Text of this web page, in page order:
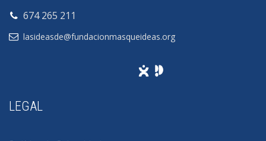
674 265 211
lasideasde@fundacionmasqueideas.org
LEGAL